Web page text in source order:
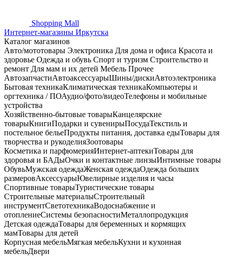
Shopping Mall
Интернет-магазины Иркутска
Каталог магазинов
Авто/мототовары Электроника Для дома и офиса Красота и
здоровье Одежда и обувь Спорт и туризм Строительство и
ремонт Для мам и их детей Мебель Прочее
АвтозапчастиАвтоаксессуарыШины/дискиАвтоэлектроника
Бытовая техникаКлиматическая техникаКомпьютеры и
оргтехника / ПОАудио/фото/видеоТелефоны и мобильные
устройства
Хозяйственно-бытовые товарыКанцелярские
товарыКнигиПодарки и сувенирыПосудаТекстиль и
постельное бельеПродукты питания, доставка едыТовары для
творчества и рукоделияЗоотовары
Косметика и парфюмерияИнтернет-аптекиТовары для
здоровья и БАДыОчки и контактные линзыИнтимные товары
ОбувьМужская одеждаЖенская одеждаОдежда больших
размеровАксессуарыЮвелирные изделия и часы
Спортивные товарыТуристические товары
Строительные материалыСтроительный
инструментСветотехникаВодоснабжение и
отоплениеСистемы безопасностиМеталлопродукция
Детская одеждаТовары для беременных и кормящих
мамТовары для детей
Корпусная мебельМягкая мебельКухни и кухонная
мебельДвери